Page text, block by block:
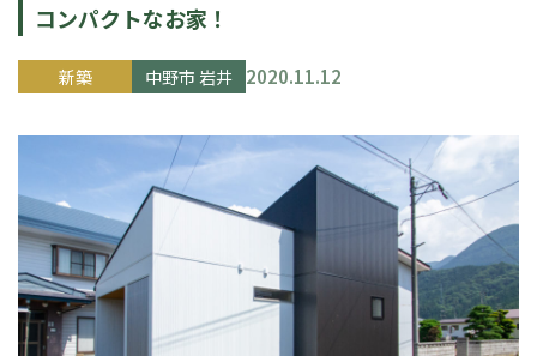
コンパクトなお家！
新築 中野市 岩井 2020.11.12